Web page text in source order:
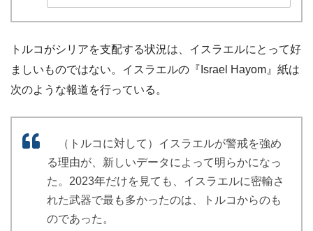
トルコがシリアを支配する状況は、イスラエルにとって好
ましいものではない。イスラエルの『Israel Hayom』紙は
次のような報道を行っている。
（トルコに対して）イスラエルが警戒を強め
る理由が、新しいデータによって明らかになっ
た。2023年だけを見ても、イスラエルに密輸さ
れた武器で最も多かったのは、トルコからのも
のであった。